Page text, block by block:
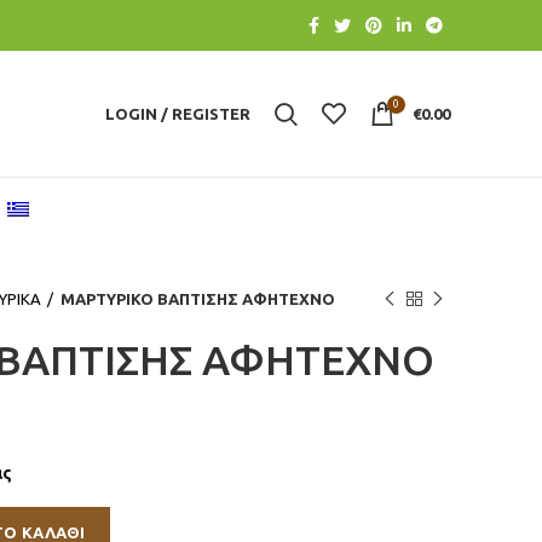
LOGIN / REGISTER
0
€0.00
ΜΑΡΤΥΡΙΚΟ ΒΑΠΤΙΣΗΣ ΑΦΗΤΕΧΝΟ
ΑΦΗΤΕΧΝΟ
ΚΑΛΆΘΙ